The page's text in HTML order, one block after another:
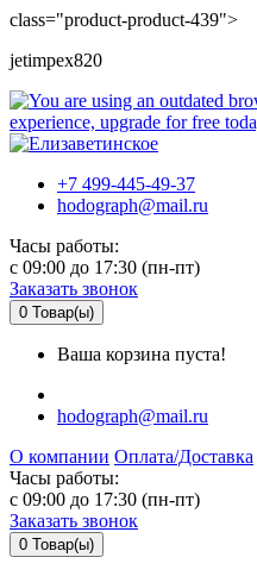
class="product-product-439">
jetimpex820
+7 499-445-49-37
hodograph@mail.ru
Часы работы:
c 09:00 до 17:30 (пн-пт)
Заказать звонок
0 Товар(ы)
Ваша корзина пуста!
hodograph@mail.ru
О компании Оплата/Доставка
Часы работы:
c 09:00 до 17:30 (пн-пт)
Заказать звонок
0 Товар(ы)